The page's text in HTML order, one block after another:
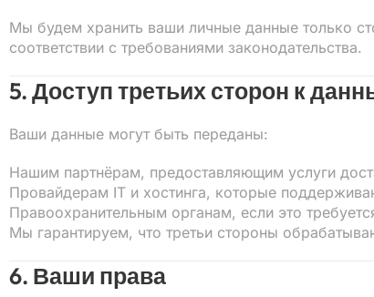
Мы будем хранить ваши личные данные только
соответствии с требованиями законодательства.
5. Доступ третьих сторон к
Ваши данные могут быть переданы:
Нашим партнёрам, предоставляющим услуги
Провайдерам IT и хостинга, которые
Правоохранительным органам, если это
Мы гарантируем, что третьи стороны
6. Ваши права